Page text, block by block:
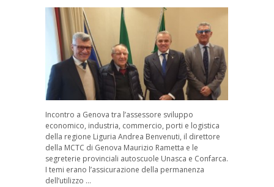
Incontro a Genova tra l’assessore sviluppo
economico, industria, commercio, porti e logistica
della regione Liguria Andrea Benvenuti, il direttore
della MCTC di Genova Maurizio Rametta e le
segreterie provinciali autoscuole Unasca e Confarca.
I temi erano l’assicurazione della permanenza
dell’utilizzo …